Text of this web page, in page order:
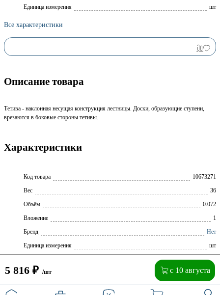
Единица измерения
шт
Все характеристики
Описание товара
Тетива - наклонная несущая конструкция лестницы. Доски, образующие ступени,
врезаются в боковые стороны тетивы.
Характеристики
Код товара
10673271
Вес
36
Объём
0.072
Вложение
1
Бренд
Нет
Единица измерения
шт
5 816 ₽ /шт с 10 августа